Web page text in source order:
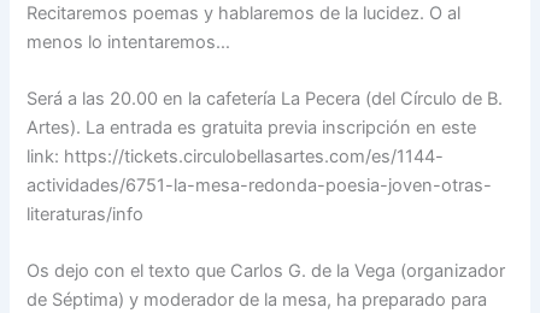
Recitaremos poemas y hablaremos de la lucidez. O al
menos lo intentaremos…
Será a las 20.00 en la cafetería La Pecera (del Círculo de B.
Artes). La entrada es gratuita previa inscripción en este
link: https://tickets.circulobellasartes.com/es/1144-
actividades/6751-la-mesa-redonda-poesia-joven-otras-
literaturas/info
Os dejo con el texto que Carlos G. de la Vega (organizador
de Séptima) y moderador de la mesa, ha preparado para